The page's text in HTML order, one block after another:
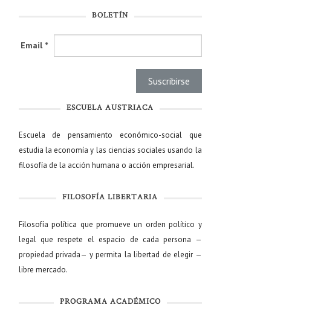
BOLETÍN
Email *
ESCUELA AUSTRIACA
Escuela de pensamiento económico-social que
estudia la economía y las ciencias sociales usando la
filosofía de la acción humana o acción empresarial.
FILOSOFÍA LIBERTARIA
Filosofía política que promueve un orden político y
legal que respete el espacio de cada persona —
propiedad privada— y permita la libertad de elegir —
libre mercado.
PROGRAMA ACADÉMICO